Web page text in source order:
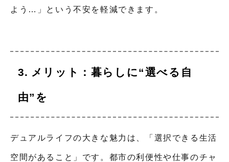
よう…」という不安を軽減できます。
メリット：暮らしに“選べる自
由”を
デュアルライフの大きな魅力は、「選択できる生活
空間があること」です。都市の利便性や仕事のチャ